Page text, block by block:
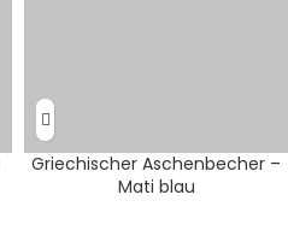
Griechischer Aschenbecher –
Mati blau